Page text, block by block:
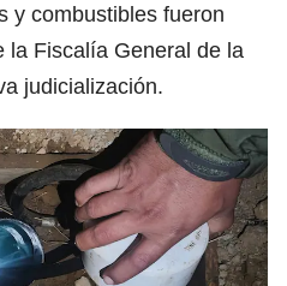
y combustibles fueron
la Fiscalía General de la
judicialización.